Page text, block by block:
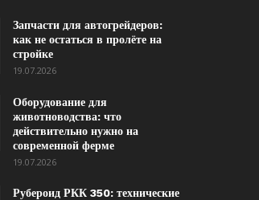
Запчасти для автогрейдеров:
как не остаться в пролёте на
стройке
19.07.2026
Оборудование для
животноводства: что
действительно нужно на
современной ферме
19.07.2026
Рубероид РКК 350: технические